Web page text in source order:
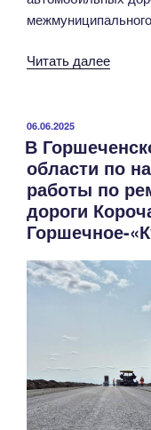
Читать далее«В
работ
в
достиг
ОПУБЛИКОВАНО
06.06.2025
В
области по
работы по
дороги
Горшечное-